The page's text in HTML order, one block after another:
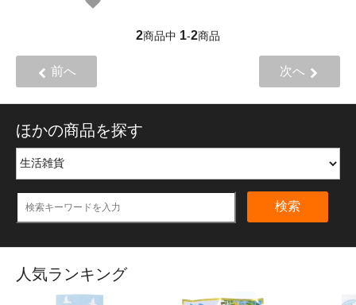
2商品中 1-2商品
前へ 次へ
ほかの商品を探す
検索
人気ランキング